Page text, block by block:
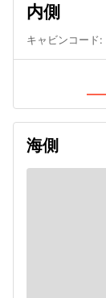
内側
キャビンコード:
海側